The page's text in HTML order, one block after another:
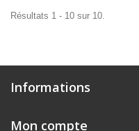
Résultats 1 - 10 sur 10.
Informations
Mon compte